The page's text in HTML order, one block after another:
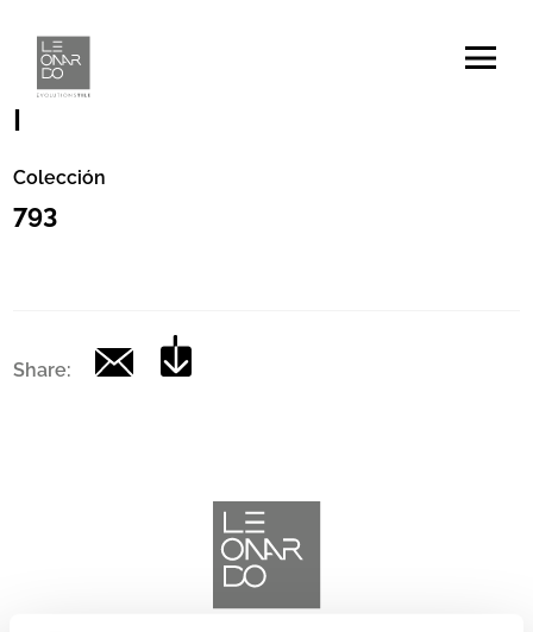
Código
|
Colección
793
Share: